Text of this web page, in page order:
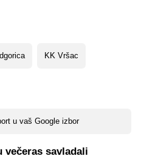
KK Vršac
u vaš Google izbor
savladali